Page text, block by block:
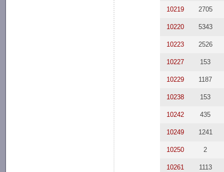
10219 2705
10220 5343
10223 2526
10227 153
10229 1187
10238 153
10242 435
10249 1241
10250 2
10261 1113